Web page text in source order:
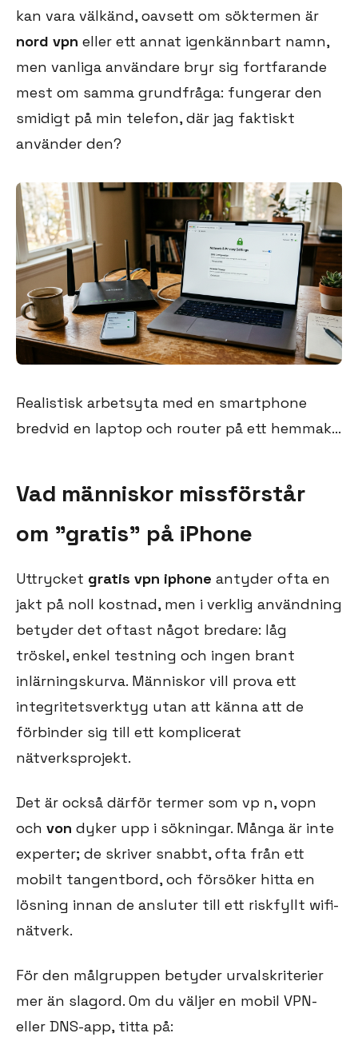
kan vara välkänd, oavsett om söktermen är
nord vpn eller ett annat igenkännbart namn,
men vanliga användare bryr sig fortfarande
mest om samma grundfråga: fungerar den
smidigt på min telefon, där jag faktiskt
använder den?
Realistisk arbetsyta med en smartphone
bredvid en laptop och router på ett hemmak...
Vad människor missförstår
om ”gratis” på iPhone
Uttrycket gratis vpn iphone antyder ofta en
jakt på noll kostnad, men i verklig användning
betyder det oftast något bredare: låg
tröskel, enkel testning och ingen brant
inlärningskurva. Människor vill prova ett
integritetsverktyg utan att känna att de
förbinder sig till ett komplicerat
nätverksprojekt.
Det är också därför termer som vp n, vopn
och von dyker upp i sökningar. Många är inte
experter; de skriver snabbt, ofta från ett
mobilt tangentbord, och försöker hitta en
lösning innan de ansluter till ett riskfyllt wifi-
nätverk.
För den målgruppen betyder urvalskriterier
mer än slagord. Om du väljer en mobil VPN-
eller DNS-app, titta på: